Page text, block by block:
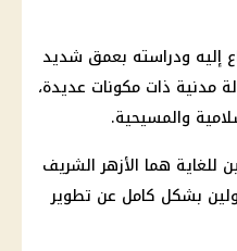
إليه ودراسته بعمق شديد
مدنية ذات مكونات عديدة،
والمسيحية.
هما الأزهر الشريف
بشكل كامل عن تطوير